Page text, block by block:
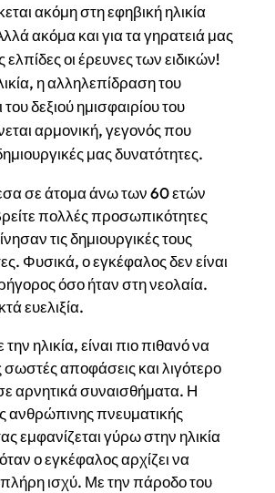
ακόμη στη εφηβική ηλικία
ακόμα και για τα γηρατειά μας
ελπίδες οι έρευνες των ειδικών!
η αλληλεπίδραση του
δεξιού ημισφαιρίου του
αρμονική, γεγονός που
μας δυνατότητες.
σε άτομα άνω των 60 ετών
πολλές προσωπικότητες
τις δημιουργικές τους
Φυσικά, ο εγκέφαλος δεν είναι
όσο ήταν στη νεολαία.
ευελιξία.
ηλικία, είναι πιο πιθανό να
σωστές αποφάσεις και λιγότερο
αρνητικά συναισθήματα. Η
ανθρώπινης πνευματικής
εμφανίζεται γύρω στην ηλικία
ο εγκέφαλος αρχίζει να
πλήρη ισχύ. Με την πάροδο του